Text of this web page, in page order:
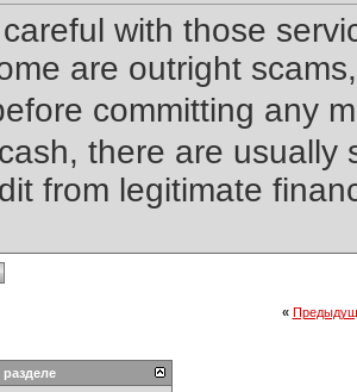
with those
are outright
committing any
there are usually
from legitimate
«